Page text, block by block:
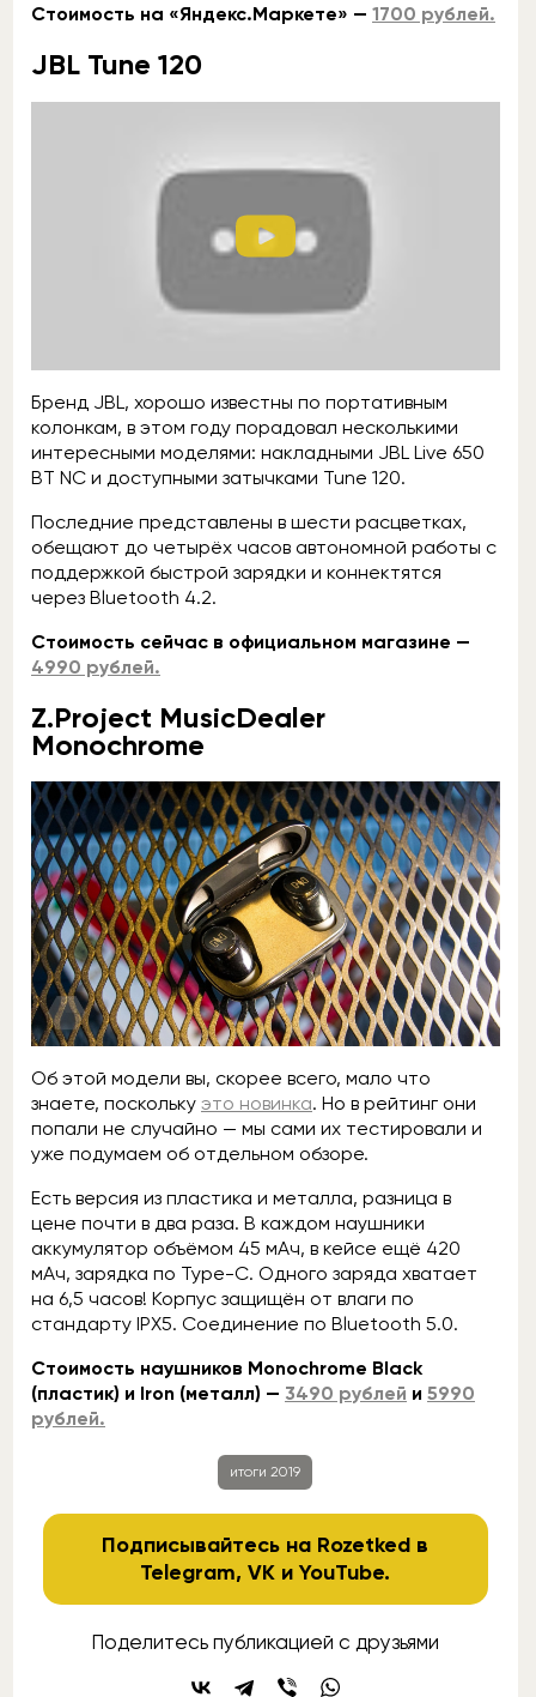
Стоимость на «Яндекс.Маркете» — 1700 рублей.
JBL Tune 120
Бренд JBL, хорошо известны по портативным
колонкам, в этом году порадовал несколькими
интересными моделями: накладными JBL Live 650
BT NC и доступными затычками Tune 120.
Последние представлены в шести расцветках,
обещают до четырёх часов автономной работы с
поддержкой быстрой зарядки и коннектятся
через Bluetooth 4.2.
Стоимость сейчас в официальном магазине —
4990 рублей.
Z.Project MusicDealer
Monochrome
Об этой модели вы, скорее всего, мало что
знаете, поскольку это новинка. Но в рейтинг они
попали не случайно — мы сами их тестировали и
уже подумаем об отдельном обзоре.
Есть версия из пластика и металла, разница в
цене почти в два раза. В каждом наушники
аккумулятор объёмом 45 мАч, в кейсе ещё 420
мАч, зарядка по Type-C. Одного заряда хватает
на 6,5 часов! Корпус защищён от влаги по
стандарту IPX5. Соединение по Bluetooth 5.0.
Стоимость наушников Monochrome Black
(пластик) и Iron (металл) — 3490 рублей и 5990
рублей.
итоги 2019
Подписывайтесь на Rozetked в
Telegram,VK иYouTube.
Поделитесь публикацией с друзьями